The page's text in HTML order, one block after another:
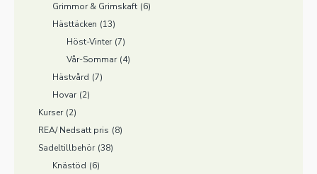
Grimmor & Grimskaft (6)
Hästtäcken (13)
Höst-Vinter (7)
Vår-Sommar (4)
Hästvård (7)
Hovar (2)
Kurser (2)
REA/ Nedsatt pris (8)
Sadeltillbehör (38)
Knästöd (6)